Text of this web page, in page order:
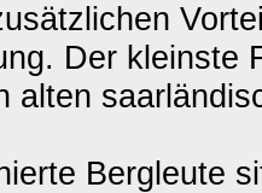
Der kleinste
alten
Bergleute